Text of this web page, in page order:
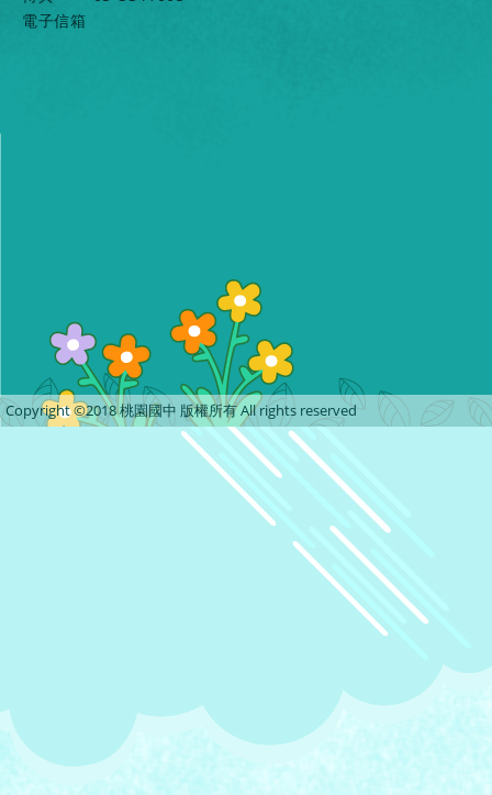
電子信箱
Copyright ©2018 桃園國中 版權所有 All rights reserved